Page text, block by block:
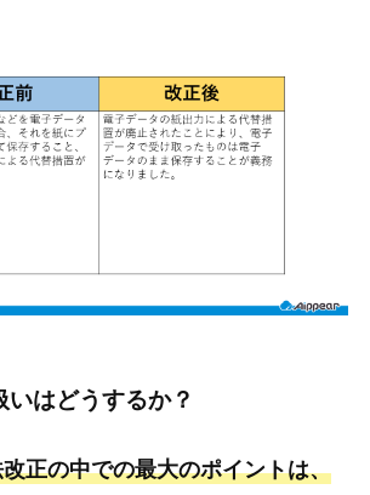
いはどうするか？
正の中での最大のポイントは、